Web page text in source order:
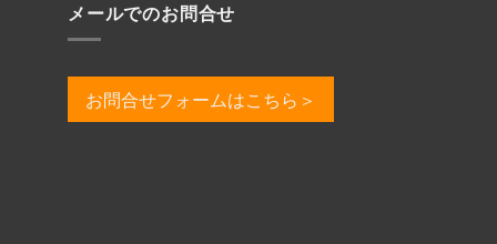
メールでのお問合せ
お問合せフォームはこちら＞